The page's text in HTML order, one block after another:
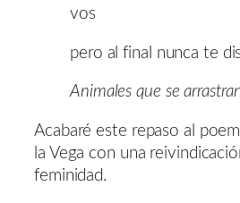
vos
pero al final nunca te
Animales que se
Acabaré este repaso al
la Vega con una
feminidad.